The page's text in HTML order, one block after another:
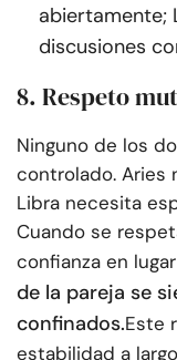
abiertamente;
discusiones
8. Respeto
Ninguno de los
controlado. Aries
Libra necesita
Cuando se
confianza en
de la pareja se
confinados.Este
estabilidad a